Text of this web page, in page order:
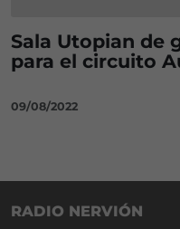
Sala Utopian de
para el circuito
09/08/2022
RADIO NERVIÓN